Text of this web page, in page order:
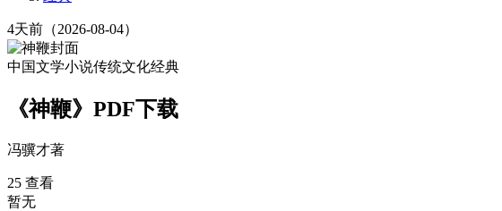
4天前 （2026-08-04）
中国文学小说传统文化经典
《神鞭》PDF下载
冯骥才著
25 查看
暂无